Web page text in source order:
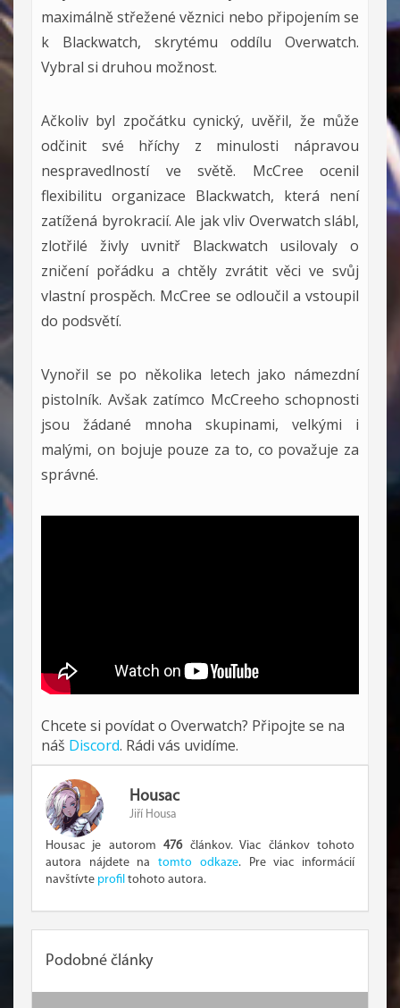
maximálně střežené věznici nebo připojením se
k Blackwatch, skrytému oddílu Overwatch.
Vybral si druhou možnost.
Ačkoliv byl zpočátku cynický, uvěřil, že může
odčinit své hříchy z minulosti nápravou
nespravedlností ve světě. McCree ocenil
flexibilitu organizace Blackwatch, která není
zatížená byrokracií. Ale jak vliv Overwatch slábl,
zlotřilé živly uvnitř Blackwatch usilovaly o
zničení pořádku a chtěly zvrátit věci ve svůj
vlastní prospěch. McCree se odloučil a vstoupil
do podsvětí.
Vynořil se po několika letech jako námezdní
pistolník. Avšak zatímco McCreeho schopnosti
jsou žádané mnoha skupinami, velkými i
malými, on bojuje pouze za to, co považuje za
správné.
Chcete si povídat o Overwatch? Připojte se na
náš Discord. Rádi vás uvidíme.
Housac
Jiří Housa
Housac je autorom476článkov. Viac článkov tohoto
autora nájdete natomto odkaze. Pre viac informácií
navštívte profil tohoto autora.
Podobné články